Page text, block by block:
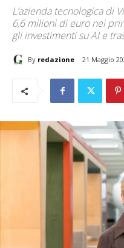
L’azienda tecnologica di
6,6 milioni di euro nei
gli investimenti su AI e
By redazione 21 Maggio